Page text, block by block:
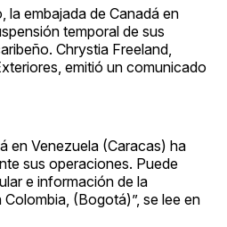
la embajada de Canadá en
temporal de sus
Chrystia Freeland,
emitió un comunicado
en Venezuela (Caracas) ha
sus operaciones. Puede
e información de la
(Bogotá)”, se lee en